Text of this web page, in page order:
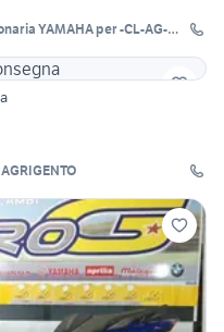
YAMAHA per -CL-AG-